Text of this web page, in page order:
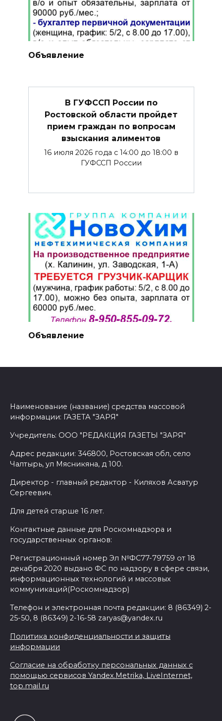
Объявление
В ГУФССП России по
Ростовской области пройдет
прием граждан по вопросам
взыскания алиментов
16 июля 2026 года с 14:00 до 18:00 в
ГУФССП России
Объявление
Наименование (название) средства массовой
информации: ГАЗЕТА "ЗАРЯ"
Учредитель: ООО "РЕДАКЦИЯ ГАЗЕТЫ "ЗАРЯ"
Адрес редакции: 346800, Ростовская обл, село
Чалтырь, ул Мясникяна, д 100.
Директор - главный редактор - Киляхов Асватур
Сергеевич.
Для детей старше 16 лет.
Контактные данные для Роскомнадзора и
государственных органов:
Регистрационный номер Эл №ФС77-79759 от 18
декабря 2020 выдано ФС по надзору в сфере связи,
информационных технологий и массовых
коммуникаций(Роскомнадзор)
Телефон и электронная почта редакции: 8 (86349) 2-
25-50, 8 (86349) 2-16-58 zaryas@yandex.ru
Политика конфиденциальности и защиты
информации
Согласие на обработку персональных данных с
помощью сервисов Yandex.Metrika, LiveInternet,
top.mail.ru